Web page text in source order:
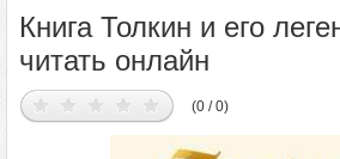
Книга Толкин и его
читать онлайн
(0 / 0)